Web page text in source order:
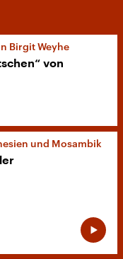
Birgit Weyhe
von
und Mosambik